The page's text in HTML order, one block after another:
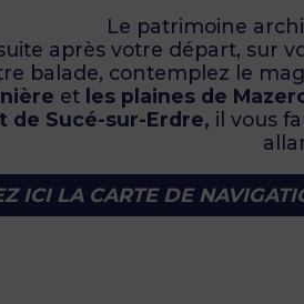
Le patrimoine
après votre départ, sur
balade, contemplez le
et les plaines de
de Sucé-sur-Erdre, il vous
ICI LA CARTE DE